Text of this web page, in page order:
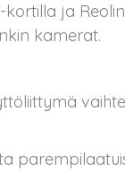
kortilla ja
kamerat.